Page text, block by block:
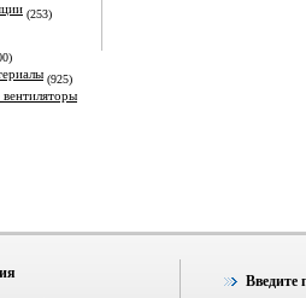
(253)
(925)
Введите